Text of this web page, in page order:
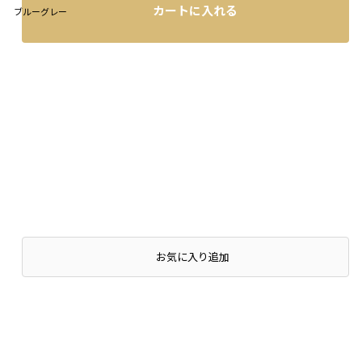
ブルーグレー カートに入れる
お気に入り追加